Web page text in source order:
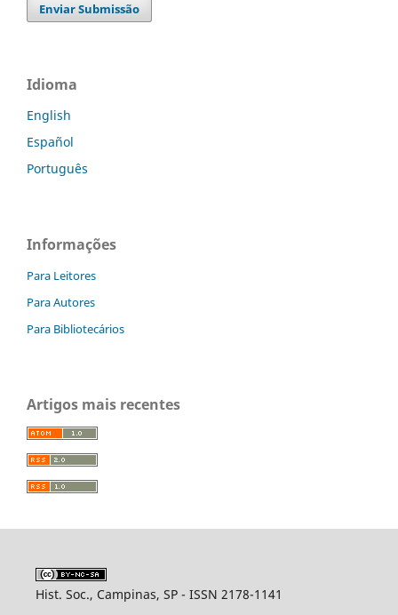
Enviar Submissão
Idioma
English
Español
Português
Informações
Para Leitores
Para Autores
Para Bibliotecários
Artigos mais recentes
Hist. Soc., Campinas, SP - ISSN 2178-1141